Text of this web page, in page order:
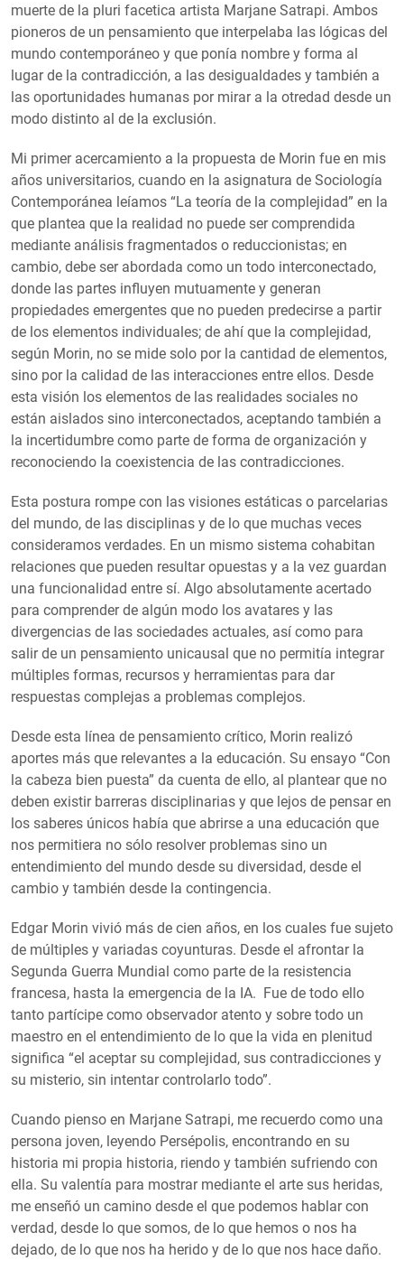
muerte de la pluri facetica artista Marjane Satrapi. Ambos
pioneros de un pensamiento que interpelaba las lógicas del
mundo contemporáneo y que ponía nombre y forma al
lugar de la contradicción, a las desigualdades y también a
las oportunidades humanas por mirar a la otredad desde un
modo distinto al de la exclusión.
Mi primer acercamiento a la propuesta de Morin fue en mis
años universitarios, cuando en la asignatura de Sociología
Contemporánea leíamos “La teoría de la complejidad” en la
que plantea que la realidad no puede ser comprendida
mediante análisis fragmentados o reduccionistas; en
cambio, debe ser abordada como un todo interconectado,
donde las partes influyen mutuamente y generan
propiedades emergentes que no pueden predecirse a partir
de los elementos individuales; de ahí que la complejidad,
según Morin, no se mide solo por la cantidad de elementos,
sino por la calidad de las interacciones entre ellos. Desde
esta visión los elementos de las realidades sociales no
están aislados sino interconectados, aceptando también a
la incertidumbre como parte de forma de organización y
reconociendo la coexistencia de las contradicciones.
Esta postura rompe con las visiones estáticas o parcelarias
del mundo, de las disciplinas y de lo que muchas veces
consideramos verdades. En un mismo sistema cohabitan
relaciones que pueden resultar opuestas y a la vez guardan
una funcionalidad entre sí. Algo absolutamente acertado
para comprender de algún modo los avatares y las
divergencias de las sociedades actuales, así como para
salir de un pensamiento unicausal que no permitía integrar
múltiples formas, recursos y herramientas para dar
respuestas complejas a problemas complejos.
Desde esta línea de pensamiento crítico, Morin realizó
aportes más que relevantes a la educación. Su ensayo “Con
la cabeza bien puesta” da cuenta de ello, al plantear que no
deben existir barreras disciplinarias y que lejos de pensar en
los saberes únicos había que abrirse a una educación que
nos permitiera no sólo resolver problemas sino un
entendimiento del mundo desde su diversidad, desde el
cambio y también desde la contingencia.
Edgar Morin vivió más de cien años, en los cuales fue sujeto
de múltiples y variadas coyunturas. Desde el afrontar la
Segunda Guerra Mundial como parte de la resistencia
francesa, hasta la emergencia de la IA. Fue de todo ello
tanto partícipe como observador atento y sobre todo un
maestro en el entendimiento de lo que la vida en plenitud
significa “el aceptar su complejidad, sus contradicciones y
su misterio, sin intentar controlarlo todo”.
Cuando pienso en Marjane Satrapi, me recuerdo como una
persona joven, leyendo Persépolis, encontrando en su
historia mi propia historia, riendo y también sufriendo con
ella. Su valentía para mostrar mediante el arte sus heridas,
me enseñó un camino desde el que podemos hablar con
verdad, desde lo que somos, de lo que hemos o nos ha
dejado, de lo que nos ha herido y de lo que nos hace daño.